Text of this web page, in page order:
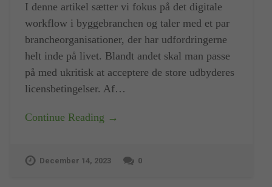
I denne artikel sætter vi fokus på det digitale
workflow i byggebranchen og taler med et par
brancheorganisationer, der har udfordringerne
helt inde på livet. Blandt andet skal man passe
på med ukritisk at acceptere de store udbyderes
licensbetingelser. Af…
Continue Reading →
December 14, 2023 0